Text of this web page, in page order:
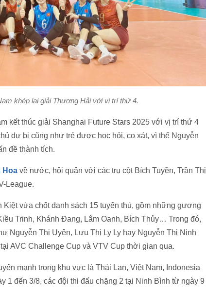
khép lại giải Thượng Hải với vị trí thứ 4.
kết thúc giải Shanghai Future Stars 2025 với vị trí thứ 4
dự bị cũng như trẻ được học hỏi, cọ xát, vì thế Nguyễn
đề thành tích.
Hoa về nước, hội quân với các trụ cột Bích Tuyền, Trần Thị
League.
vừa chốt danh sách 15 tuyển thủ, gồm những gương
Trinh, Khánh Đang, Lâm Oanh, Bích Thủy… Trong đó,
Nguyễn Thị Uyên, Lưu Thị Ly Ly hay Nguyễn Thị Ninh
AVC Challenge Cup và VTV Cup thời gian qua.
mạnh trong khu vực là Thái Lan, Việt Nam, Indonesia
1 đến 3/8, các đội thi đấu chặng 2 tại Ninh Bình từ ngày 9